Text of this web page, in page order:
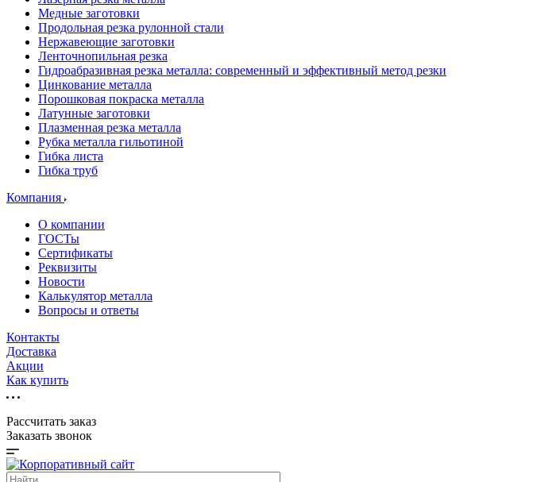
Медные заготовки
Продольная резка рулонной стали
Нержавеющие заготовки
Ленточнопильная резка
Гидроабразивная резка металла: современный и эффективный метод резки
Цинкование металла
Порошковая покраска металла
Латунные заготовки
Плазменная резка металла
Рубка металла гильотиной
Гибка листа
Гибка труб
Компания
О компании
ГОСТы
Сертификаты
Реквизиты
Новости
Калькулятор металла
Вопросы и ответы
Контакты
Доставка
Акции
Как купить
Рассчитать заказ
Заказать звонок